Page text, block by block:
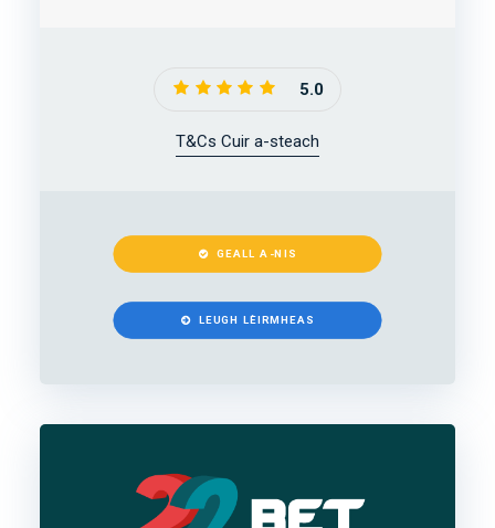
5.0
T&Cs Cuir a-steach
GEALL A-NIS
LEUGH LÈIRMHEAS